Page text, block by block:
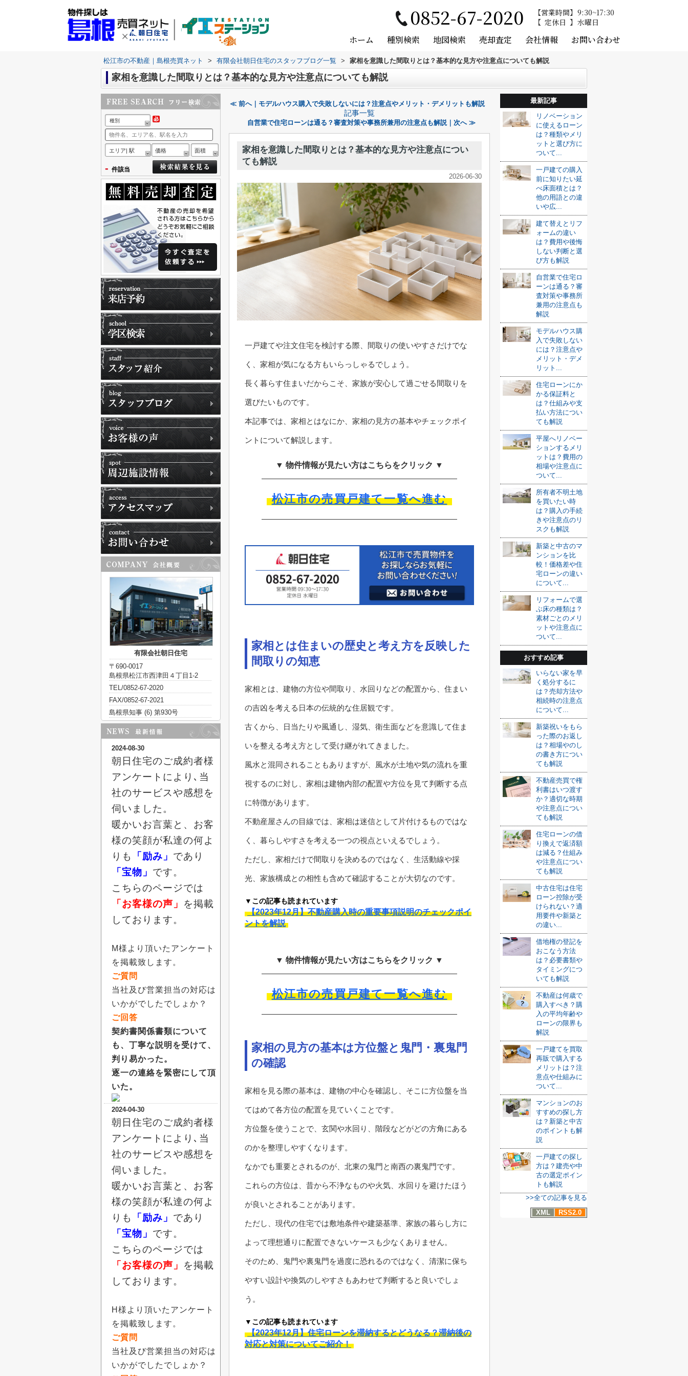
0852-67-2020 営業時間
9:30~17:30
定休日
水曜日
ホーム 種別検索 地図検索 売却査定 会社情報 お問い合わせ
松江市の不動産｜島根売買ネット > 有限会社朝日住宅のスタッフブログ一覧 > 家相を意識した間取りとは？基本的な見方や注意点についても解説
家相を意識した間取りとは？基本的な見方や注意点についても解説
≪ 前へ｜モデルハウス購入で失敗しないには？注意点やメリット・デメリットも解説
記事一覧
自営業で住宅ローンは通る？審査対策や事務所兼用の注意点も解説｜次へ ≫
家相を意識した間取りとは？基本的な見方や注意点につい
ても解説
2026-06-30
一戸建てや注文住宅を検討する際、間取りの使いやすさだけでな
く、家相が気になる方もいらっしゃるでしょう。
長く暮らす住まいだからこそ、家族が安心して過ごせる間取りを
選びたいものです。
本記事では、家相とはなにか、家相の見方の基本やチェックポイ
ントについて解説します。
▼ 物件情報が見たい方はこちらをクリック ▼
松江市の売買戸建て一覧へ進む
家相とは住まいの歴史と考え方を反映した
間取りの知恵
家相とは、建物の方位や間取り、水回りなどの配置から、住まい
の吉凶を考える日本の伝統的な住居観です。
古くから、日当たりや風通し、湿気、衛生面などを意識して住ま
いを整える考え方として受け継がれてきました。
風水と混同されることもありますが、風水が土地や気の流れを重
視するのに対し、家相は建物内部の配置や方位を見て判断する点
に特徴があります。
不動産屋さんの目線では、家相は迷信として片付けるものではな
く、暮らしやすさを考える一つの視点といえるでしょう。
ただし、家相だけで間取りを決めるのではなく、生活動線や採
光、家族構成との相性も含めて確認することが大切なのです。
▼この記事も読まれています
【2023年12月】不動産購入時の重要事項説明のチェックポイ
ントを解説
▼ 物件情報が見たい方はこちらをクリック ▼
松江市の売買戸建て一覧へ進む
家相の見方の基本は方位盤と鬼門・裏鬼門
の確認
家相を見る際の基本は、建物の中心を確認し、そこに方位盤を当
てはめて各方位の配置を見ていくことです。
方位盤を使うことで、玄関や水回り、階段などがどの方角にある
のかを整理しやすくなります。
なかでも重要とされるのが、北東の鬼門と南西の裏鬼門です。
これらの方位は、昔から不浄なものや火気、水回りを避けたほう
が良いとされることがあります。
ただし、現代の住宅では敷地条件や建築基準、家族の暮らし方に
よって理想通りに配置できないケースも少なくありません。
そのため、鬼門や裏鬼門を過度に恐れるのではなく、清潔に保ち
やすい設計や換気のしやすさもあわせて判断すると良いでしょ
う。
▼この記事も読まれています
【2023年12月】住宅ローンを滞納するとどうなる？滞納後の
対応と対策についてご紹介！
最新記事
リノベーション
に使えるローン
は？種類やメリ
ットと選び方に
ついて...
一戸建ての購入
前に知りたい延
べ床面積とは？
他の用語との違
いや広...
建て替えとリフ
ォームの違い
は？費用や後悔
しない判断と選
び方も解説
自営業で住宅ロ
ーンは通る？審
査対策や事務所
兼用の注意点も
解説
モデルハウス購
入で失敗しない
には？注意点や
メリット・デメ
リット...
住宅ローンにか
かる保証料と
は？仕組みや支
払い方法につい
ても解説
平屋へリノベー
ションするメリ
ットは？費用の
相場や注意点に
ついて...
所有者不明土地
を買いたい時
は？購入の手続
きや注意点のリ
スクも解説
新築と中古のマ
ンションを比
較！価格差や住
宅ローンの違い
について...
リフォームで選
ぶ床の種類は？
素材ごとのメリ
ットや注意点に
ついて...
おすすめ記事
いらない家を早
く処分するに
は？売却方法や
相続時の注意点
について...
新築祝いをもら
った際のお返し
は？相場やのし
の書き方につい
ても解説
不動産売買で権
利書はいつ渡す
か？適切な時期
や注意点につい
ても解説
住宅ローンの借
り換えで返済額
は減る？仕組み
や注意点につい
ても解説
中古住宅は住宅
ローン控除が受
けられない？適
用要件や新築と
の違い...
借地権の登記を
おこなう方法
は？必要書類や
タイミングにつ
いても解説
不動産は何歳で
購入すべき？購
入の平均年齢や
ローンの限界も
解説
一戸建てを買取
再販で購入する
メリットは？注
意点や仕組みに
ついて...
マンションのお
すすめの探し方
は？新築と中古
のポイントも解
説
一戸建ての探し
方は？建売や中
古の選定ポイン
トも解説
>>全ての記事を見る
XML
RSS2.0
種別
エリア| 駅 価格 面積
- 件該当
有限会社朝日住宅
〒690-0017
島根県松江市西津田４丁目1-2
TEL/0852-67-2020
FAX/0852-67-2021
島根県知事 (6) 第930号
2024-08-30
朝日住宅のご成約者様
アンケートにより､当
社のサービスや感想を
伺いました。
暖かいお言葉と、お客
様の笑顔が私達の何よ
りも
「励み」 であり
「宝物」 です。
こちらのページでは
「お客様の声」 を掲載
しております。
M様より頂いたアンケート
を掲載致します。
ご質問
当社及び営業担当の対応は
いかがでしたでしょか？
ご回答
契約書関係書類について
も、丁寧な説明を受けて、
判り易かった。
逐一の連絡を緊密にして頂
いた。
2024-04-30
朝日住宅のご成約者様
アンケートにより､当
社のサービスや感想を
伺いました。
暖かいお言葉と、お客
様の笑顔が私達の何よ
りも
「励み」 であり
「宝物」 です。
こちらのページでは
「お客様の声」 を掲載
しております。
H様より頂いたアンケート
を掲載致します。
ご質問
当社及び営業担当の対応は
いかがでしたでしょか？